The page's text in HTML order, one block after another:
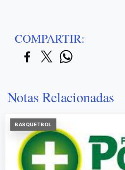
COMPARTIR:
Notas Relacionadas
BASQUETBOL